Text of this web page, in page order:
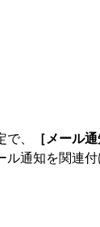
で、 ［メール通
通知を関連